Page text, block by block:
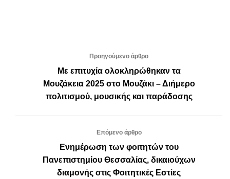
Προηγούμενο άρθρο
Με επιτυχία ολοκληρώθηκαν τα
Μουζάκεια 2025 στο Μουζάκι – Διήμερο
πολιτισμού, μουσικής και παράδοσης
Επόμενο άρθρο
Ενημέρωση των φοιτητών του
Πανεπιστημίου Θεσσαλίας, δικαιούχων
διαμονής στις Φοιτητικές Εστίες